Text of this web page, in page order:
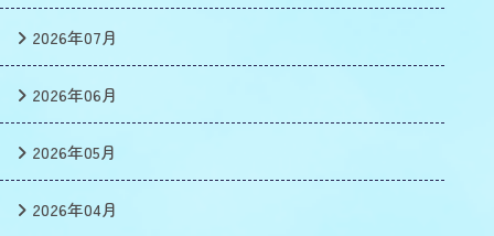
2026年07月
2026年06月
2026年05月
2026年04月